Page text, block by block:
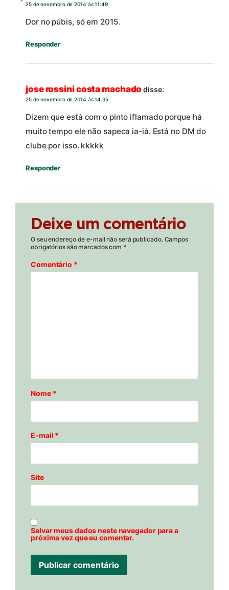
25 de novembro de 2014 às 11:49
Dor no púbis, só em 2015.
Responder
jose rossini costa machado disse:
25 de novembro de 2014 às 14:35
Dizem que está com o pinto iflamado porque há
muito tempo ele não sapeca ia-iá. Está no DM do
clube por isso. kkkkk
Responder
Deixe um comentário
O seu endereço de e-mail não será publicado. Campos
obrigatórios são marcados com *
Comentário *
Nome *
E-mail *
Site
Salvar meus dados neste navegador para a
próxima vez que eu comentar.